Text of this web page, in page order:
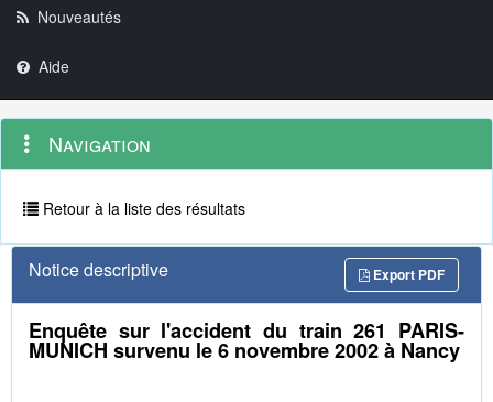
Nouveautés
Aide
Navigation
outils
Menu
contextuel
Navigation
Retour à la liste des résultats
Notice descriptive Export PDF
Enquête sur l'accident du train 261 PARIS-
MUNICH survenu le 6 novembre 2002 à Nancy